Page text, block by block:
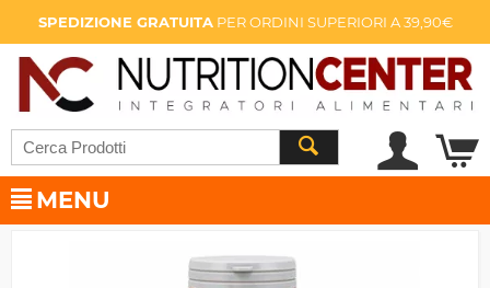
SPEDIZIONE GRATUITAPER ORDINI SUPERIORI A 39,90€
MENU